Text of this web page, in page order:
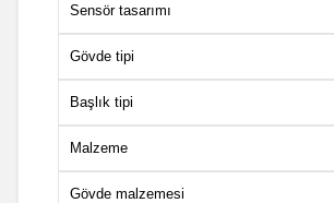
Sensör tasarımı
Gövde tipi
Başlık tipi
Malzeme
Gövde malzemesi